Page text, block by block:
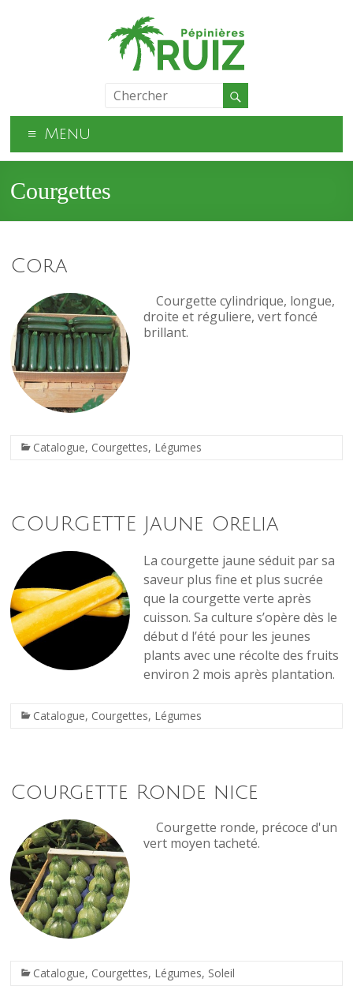
Menu
Courgettes
Cora
Courgette cylindrique, longue,
droite et réguliere, vert foncé
brillant.
Catalogue, Courgettes, Légumes
COURGETTE Jaune Orelia
La courgette jaune séduit par sa
saveur plus fine et plus sucrée
que la courgette verte après
cuisson. Sa culture s’opère dès le
début d l’été pour les jeunes
plants avec une récolte des fruits
environ 2 mois après plantation.
Catalogue, Courgettes, Légumes
Courgette Ronde nice
Courgette ronde, précoce d'un
vert moyen tacheté.
Catalogue, Courgettes, Légumes, Soleil